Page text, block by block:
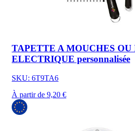
TAPETTE A MOUCHES OU
ELECTRIQUE personnalisée
SKU: 6T9TA6
À partir de 9,20 €